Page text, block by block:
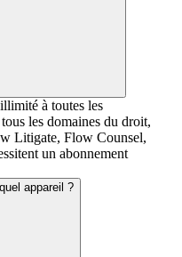
à toutes les
les domaines du droit,
Litigate, Flow Counsel,
un abonnement
appareil ?